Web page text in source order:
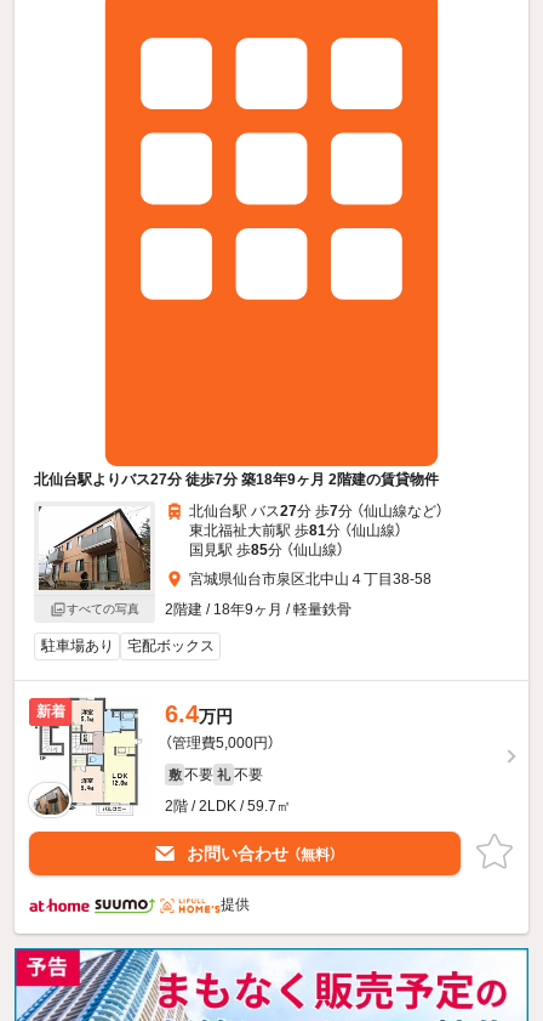
北仙台駅よりバス27分 徒歩7分 築18年9ヶ月 2階建の賃貸物件
すべての写真
北仙台駅 バス27分 歩7分 （仙山線など）
東北福祉大前駅 歩81分 （仙山線）
国見駅 歩85分 （仙山線）
宮城県仙台市泉区北中山４丁目38-58
2階建 / 18年9ヶ月 / 軽量鉄骨
駐車場あり 宅配ボックス
新着 6.4万円
（管理費5,000円）
敷 不要 礼 不要
2階 / 2LDK / 59.7㎡
お問い合わせ （無料）
提供